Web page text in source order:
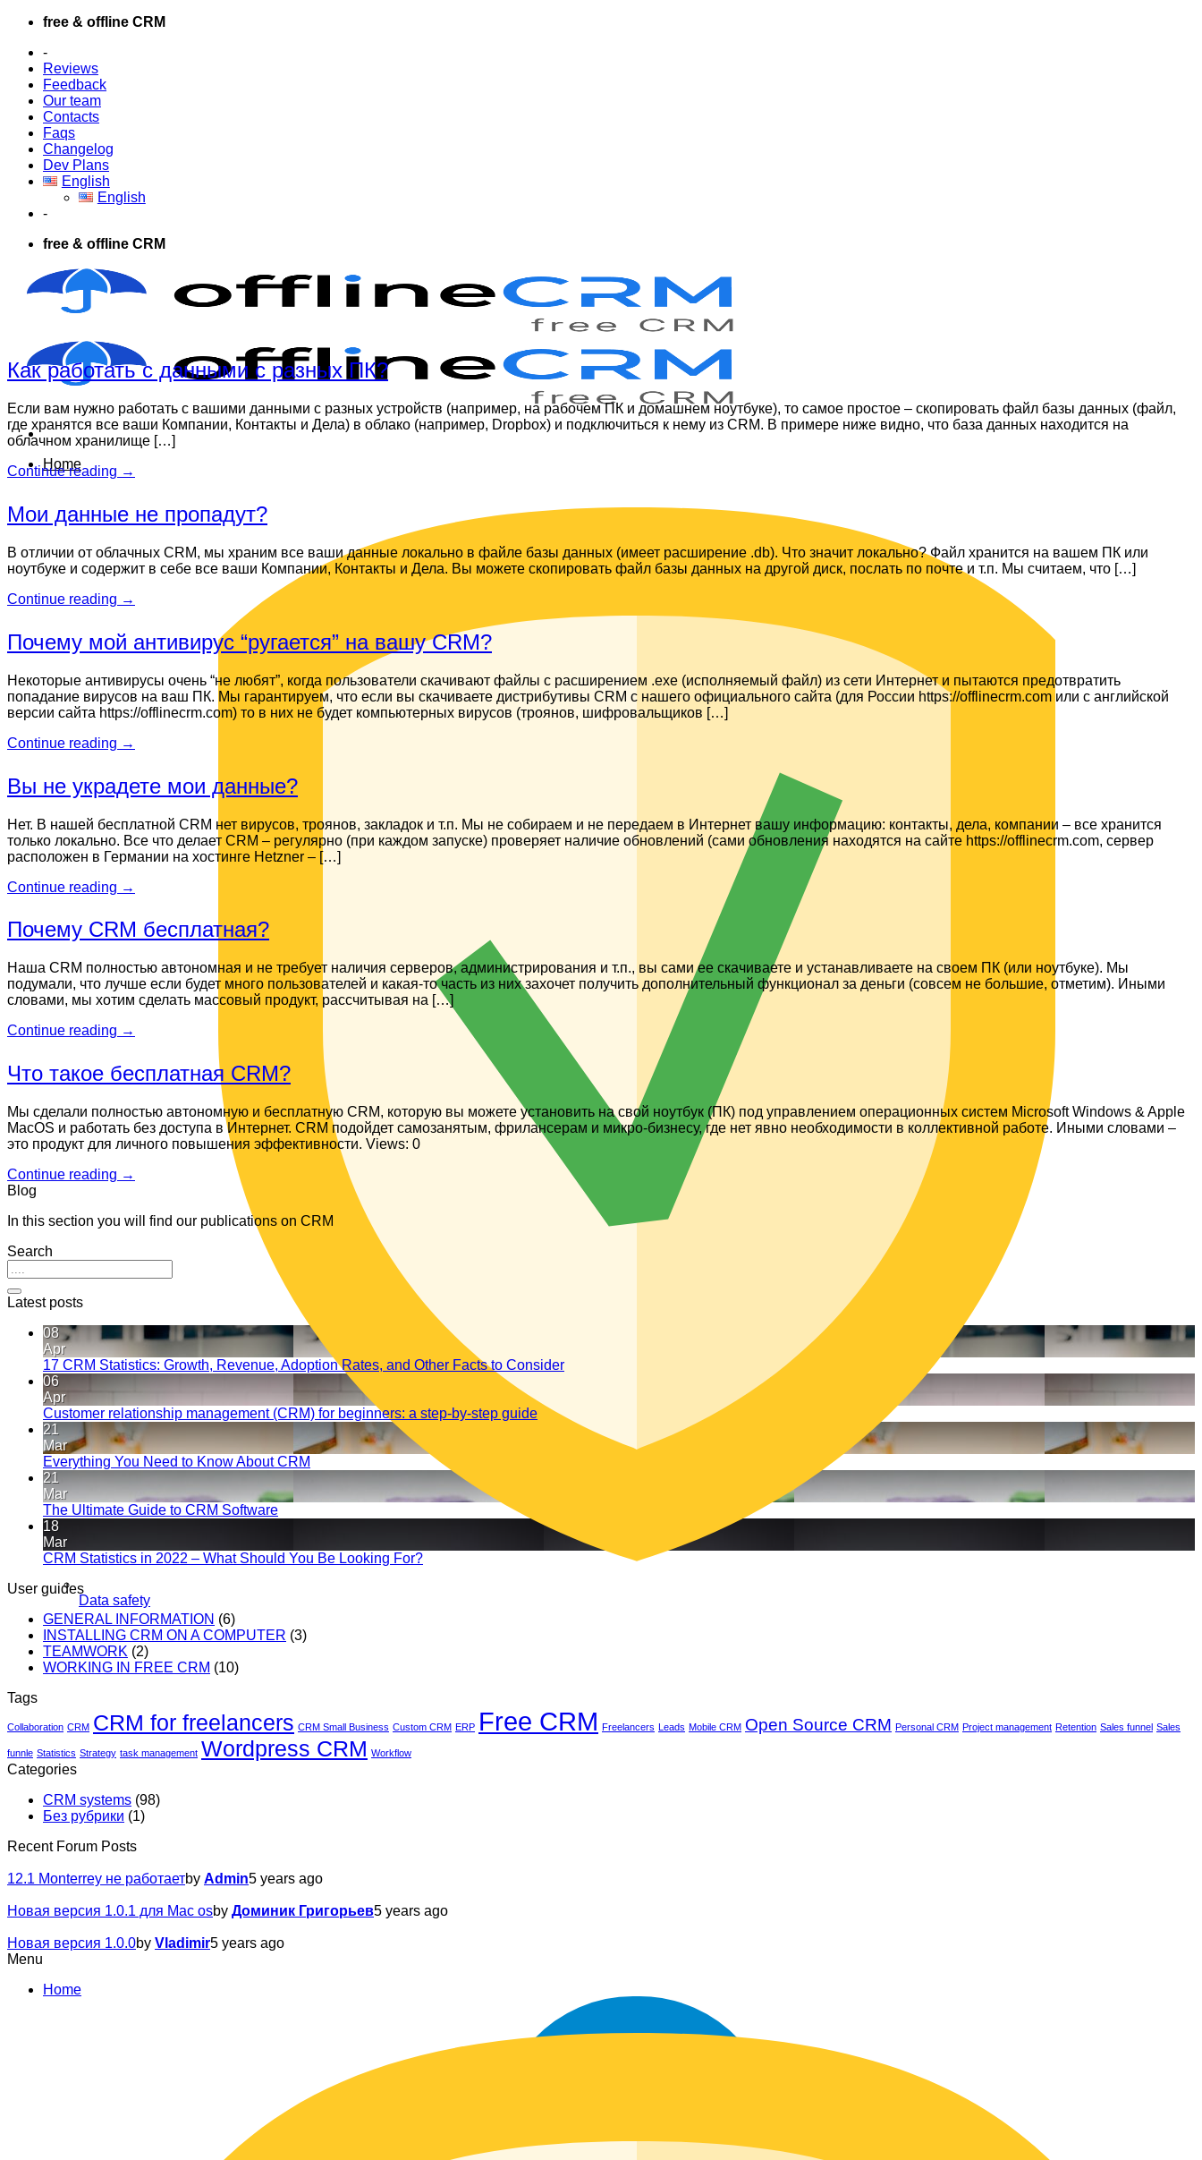
Skip
content
free & offline CRM
-
Reviews
Feedback
Our team
Contacts
Faqs
Changelog
Dev Plans
English
English
-
free & offline CRM
Home
Data safety
Как работать с данными с разных ПК?
Если вам нужно работать с вашими данными с разных устройств (например, на рабочем ПК и домашнем ноутбуке), то самое простое – скопировать файл базы данных (файл,
где хранятся все ваши Компании, Контакты и Дела) в облако (например, Dropbox) и подключиться к нему из CRM. В примере ниже видно, что база данных находится на
облачном хранилище […]
Continue reading →
Мои данные не пропадут?
В отличии от облачных CRM, мы храним все ваши данные локально в файле базы данных (имеет расширение .db). Что значит локально? Файл хранится на вашем ПК или
ноутбуке и содержит в себе все ваши Компании, Контакты и Дела. Вы можете скопировать файл базы данных на другой диск, послать по почте и т.п. Мы считаем, что […]
Continue reading →
Почему мой антивирус “ругается” на вашу CRM?
Некоторые антивирусы очень “не любят”, когда пользователи скачивают файлы с расширением .exe (исполняемый файл) из сети Интернет и пытаются предотвратить
попадание вирусов на ваш ПК. Мы гарантируем, что если вы скачиваете дистрибутивы CRM с нашего официального сайта (для России https://offlinecrm.com или с английской
версии сайта https://offlinecrm.com) то в них не будет компьютерных вирусов (троянов, шифровальщиков […]
Continue reading →
Вы не украдете мои данные?
Нет. В нашей бесплатной CRM нет вирусов, троянов, закладок и т.п. Мы не собираем и не передаем в Интернет вашу информацию: контакты, дела, компании – все хранится
только локально. Все что делает CRM – регулярно (при каждом запуске) проверяет наличие обновлений (сами обновления находятся на сайте https://offlinecrm.com, сервер
расположен в Германии на хостинге Hetzner – […]
Continue reading →
Почему CRM бесплатная?
Наша CRM полностью автономная и не требует наличия серверов, администрирования и т.п., вы сами ее скачиваете и устанавливаете на своем ПК (или ноутбуке). Мы
подумали, что лучше если будет много пользователей и какая-то часть из них захочет получить дополнительный функционал за деньги (совсем не большие, отметим). Иными
словами, мы хотим сделать массовый продукт, рассчитывая на […]
Continue reading →
Что такое бесплатная CRM?
Мы сделали полностью автономную и бесплатную CRM, которую вы можете установить на свой ноутбук (ПК) под управлением операционных систем Microsoft Windows & Apple
MacOS и работать без доступа в Интернет. CRM подойдет самозанятым, фрилансерам и микро-бизнесу, где нет явно необходимости в коллективной работе. Иными словами –
это продукт для личного повышения эффективности. Views: 0
Continue reading →
Blog
In this section you will find our publications on CRM
Search
Latest posts
08
Apr
17 CRM Statistics: Growth, Revenue, Adoption Rates, and Other Facts to Consider
06
Apr
Customer relationship management (CRM) for beginners: a step-by-step guide
21
Mar
Everything You Need to Know About CRM
21
Mar
The Ultimate Guide to CRM Software
18
Mar
CRM Statistics in 2022 – What Should You Be Looking For?
User guides
GENERAL INFORMATION (6)
INSTALLING CRM ON A COMPUTER (3)
TEAMWORK (2)
WORKING IN FREE CRM (10)
Tags
Collaboration CRM CRM for freelancers CRM Small Business Custom CRM ERP Free CRM Freelancers Leads Mobile CRM Open Source CRM Personal CRM Project management Retention Sales funnel Sales
funnle Statistics Strategy task management Wordpress CRM Workflow
Categories
CRM systems (98)
Без рубрики (1)
Recent Forum Posts
12.1 Monterrey не работаетby Admin5 years ago
Новая версия 1.0.1 для Mac osby Доминик Григорьев5 years ago
Новая версия 1.0.0by Vladimir5 years ago
Menu
Home